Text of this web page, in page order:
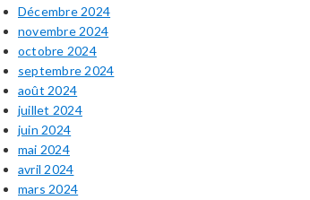
Décembre 2024
novembre 2024
octobre 2024
septembre 2024
août 2024
juillet 2024
juin 2024
mai 2024
avril 2024
mars 2024